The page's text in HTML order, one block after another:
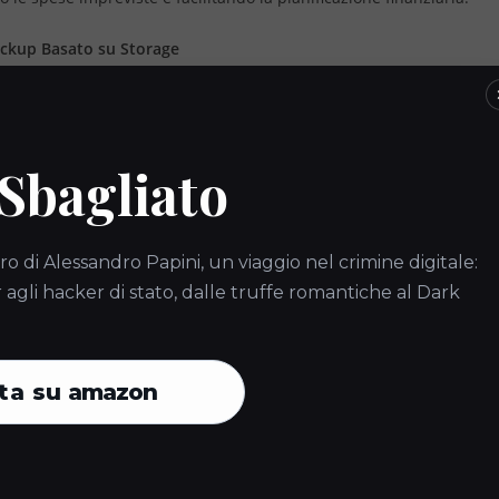
di Alessandro Papini, un viaggio nel crimine digitale:
hacker di stato, dalle truffe romantiche al Dark
su amazon
Basato su Storage
: Le aziende possono adattare facilmente le loro
dei dati. Non è necessario investire in hardware aggiuntivo; lo
: Con il backup a consumo, le aziende pagano solo per lo
Questo modello elimina i costi nascosti e le sorprese
più precisa del budget.
: Un altro vantaggio significativo è l’assenza di costi
a consumo non richiedono licenze software costose,
: Le soluzioni di backup basate su cloud offrono un
avanzata e backup automatici, garantendo la